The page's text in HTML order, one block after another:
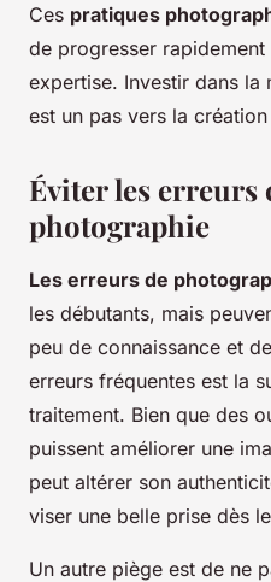
Ces pratiques
de progresser rapidement
expertise. Investir dans la
est un pas vers la
Éviter les erreurs
photographie
Les erreurs de
les débutants, mais
peu de connaissance et
erreurs fréquentes est la
traitement. Bien que des
puissent améliorer une
peut altérer son
viser une belle prise dès
Un autre piège est de ne